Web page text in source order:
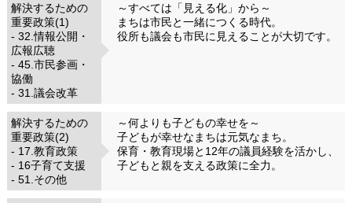
解決するための
重要政策(1)
- 32.情報公開・
広報広聴
- 45.市民参画・
協働
- 31.議会改革
～すべては「見える化」から～
まちは市民と一緒につくる時代。
役所も議会も市民に見えることが大切です。
解決するための
重要政策(2)
- 17.教育政策
- 16子育て支援
- 51.その他
～何よりも子どもの幸せを～
子どもが幸せなまちは元気なまち。
保育・教育現場と12年の議員経験を活かし、
子どもと親を支える政策に全力。